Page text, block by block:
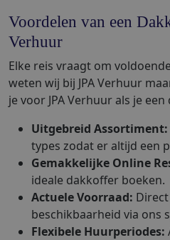
Voordelen van een
Verhuur
Elke reis vraagt om
weten wij bij JPA Verhuur
je voor JPA Verhuur als je
Uitgebreid Assortiment:
types zodat er altijd een
Gemakkelijke Online
ideale dakkoffer boeken.
Actuele Voorraad:
beschikbaarheid via ons
Flexibele Huurperiodes: